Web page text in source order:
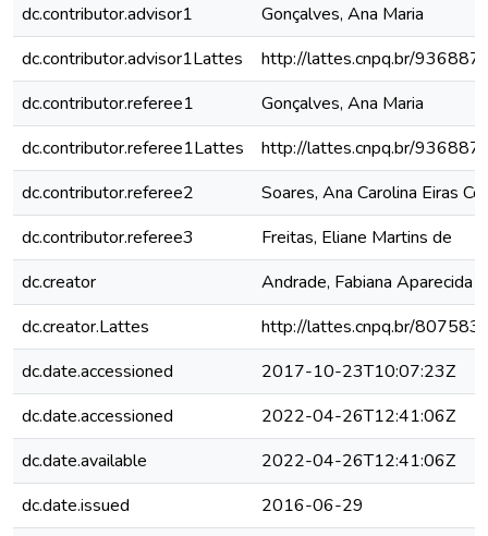
dc.contributor.advisor1
Gonçalves, Ana Maria
dc.contributor.advisor1Lattes
http://lattes.cnpq.br/
dc.contributor.referee1
Gonçalves, Ana Maria
dc.contributor.referee1Lattes
http://lattes.cnpq.br/
dc.contributor.referee2
Soares, Ana Carolina Eiras
dc.contributor.referee3
Freitas, Eliane Martins de
dc.creator
Andrade, Fabiana Aparecida
dc.creator.Lattes
http://lattes.cnpq.br/
dc.date.accessioned
2017-10-23T10:07:23Z
dc.date.accessioned
2022-04-26T12:41:06Z
dc.date.available
2022-04-26T12:41:06Z
dc.date.issued
2016-06-29